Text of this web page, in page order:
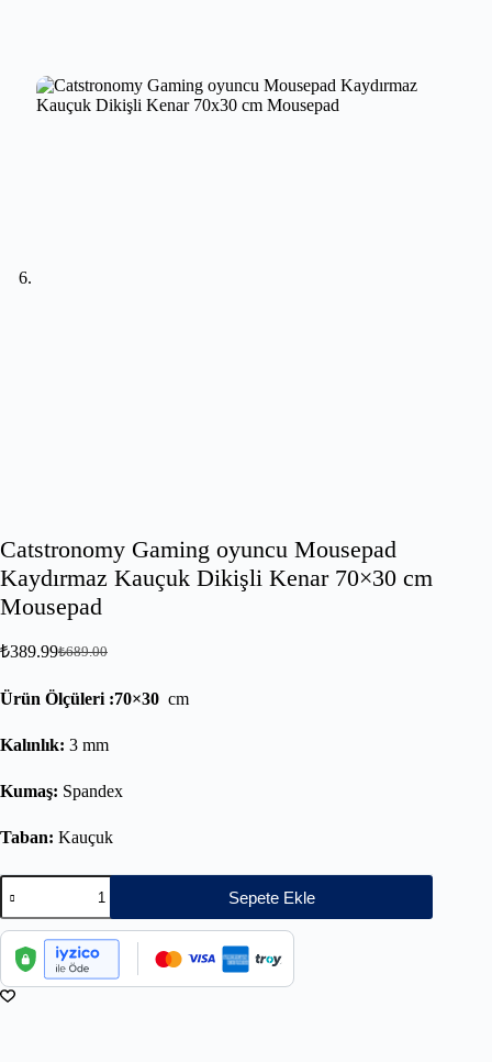
Catstronomy Gaming oyuncu Mousepad
Kaydırmaz Kauçuk Dikişli Kenar 70×30 cm
Mousepad
₺689.00
₺389.99
Ürün Ölçüleri :70×30 cm
Kalınlık: 3 mm
Kumaş: Spandex
Taban: Kauçuk
Sepete Ekle